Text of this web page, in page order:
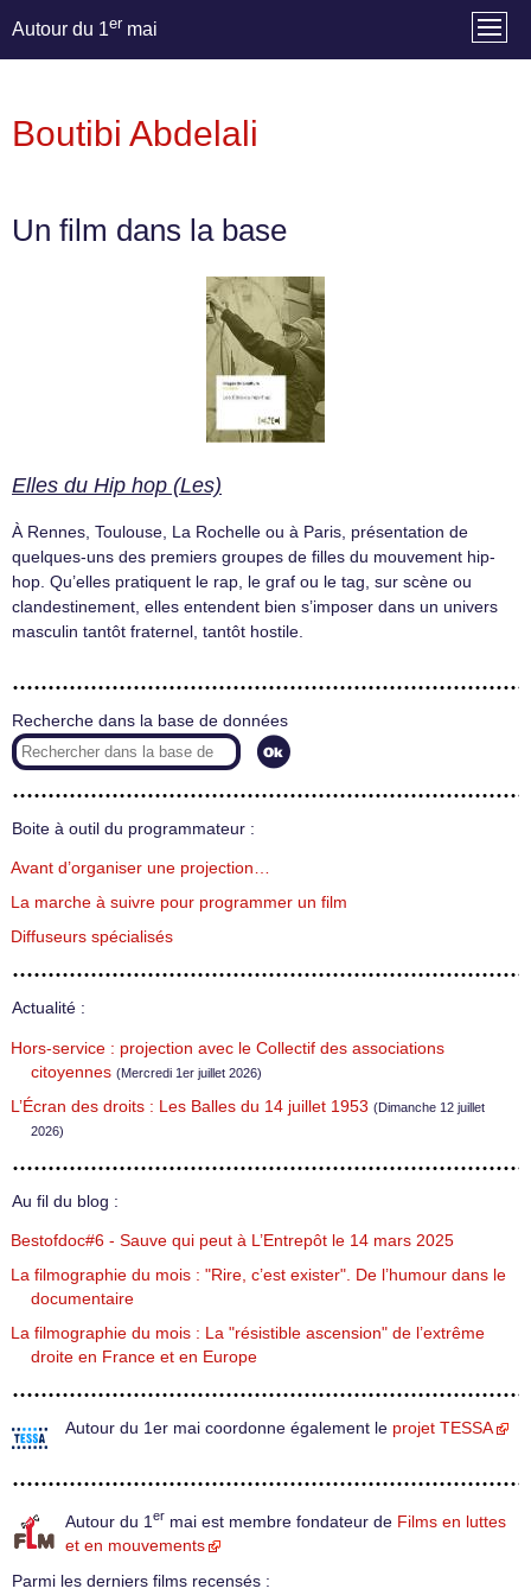
Autour du 1er mai
Boutibi Abdelali
Un film dans la base
Elles du Hip hop (Les)
À Rennes, Toulouse, La Rochelle ou à Paris, présentation de
quelques-uns des premiers groupes de filles du mouvement hip-
hop. Qu’elles pratiquent le rap, le graf ou le tag, sur scène ou
clandestinement, elles entendent bien s’imposer dans un univers
masculin tantôt fraternel, tantôt hostile.
Recherche dans la base de données
Boite à outil du programmateur :
Avant d’organiser une projection…
La marche à suivre pour programmer un film
Diffuseurs spécialisés
Actualité :
Hors-service : projection avec le Collectif des associations
citoyennes (Mercredi 1er juillet 2026)
L’Écran des droits : Les Balles du 14 juillet 1953 (Dimanche 12 juillet
2026)
Au fil du blog :
Bestofdoc#6 - Sauve qui peut à L’Entrepôt le 14 mars 2025
La filmographie du mois : "Rire, c’est exister". De l’humour dans le
documentaire
La filmographie du mois : La "résistible ascension" de l’extrême
droite en France et en Europe
Autour du 1er mai coordonne également le projet TESSA
Autour du 1 er mai est membre fondateur de Films en luttes
et en mouvements
Parmi les derniers films recensés :